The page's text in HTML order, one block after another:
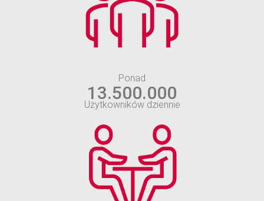
Ponad
13.500.000
Użytkowników dziennie